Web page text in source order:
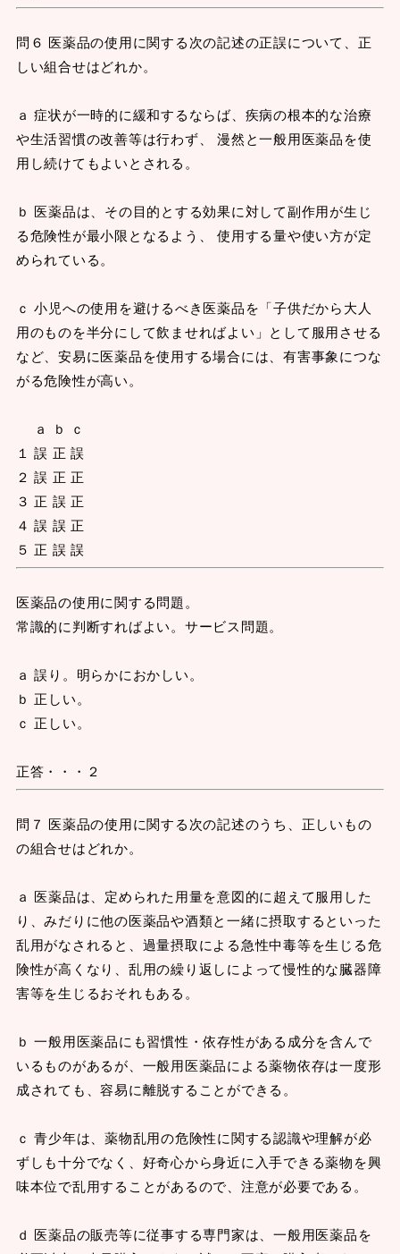
問６ 医薬品の使用に関する次の記述の正誤について、正
しい組合せはどれか。
ａ 症状が一時的に緩和するならば、疾病の根本的な治療
や生活習慣の改善等は行わず、 漫然と一般用医薬品を使
用し続けてもよいとされる。
ｂ 医薬品は、その目的とする効果に対して副作用が生じ
る危険性が最小限となるよう、 使用する量や使い方が定
められている。
ｃ 小児への使用を避けるべき医薬品を「子供だから大人
用のものを半分にして飲ませればよい」として服用させる
など、安易に医薬品を使用する場合には、有害事象につな
がる危険性が高い。
ａ ｂ ｃ
１ 誤 正 誤
２ 誤 正 正
３ 正 誤 正
４ 誤 誤 正
５ 正 誤 誤
医薬品の使用に関する問題。
常識的に判断すればよい。サービス問題。
ａ 誤り。明らかにおかしい。
ｂ 正しい。
ｃ 正しい。
正答・・・２
問７ 医薬品の使用に関する次の記述のうち、正しいもの
の組合せはどれか。
ａ 医薬品は、定められた用量を意図的に超えて服用した
り、みだりに他の医薬品や酒類と一緒に摂取するといった
乱用がなされると、過量摂取による急性中毒等を生じる危
険性が高くなり、乱用の繰り返しによって慢性的な臓器障
害等を生じるおそれもある。
ｂ 一般用医薬品にも習慣性・依存性がある成分を含んで
いるものがあるが、一般用医薬品による薬物依存は一度形
成されても、容易に離脱することができる。
ｃ 青少年は、薬物乱用の危険性に関する認識や理解が必
ずしも十分でなく、好奇心から身近に入手できる薬物を興
味本位で乱用することがあるので、注意が必要である。
ｄ 医薬品の販売等に従事する専門家は、一般用医薬品を